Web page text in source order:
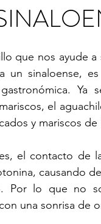
que nos ayude
un sinaloense,
Ya
el
y mariscos de
el contacto de
causando
Por lo que no
una sonrisa de